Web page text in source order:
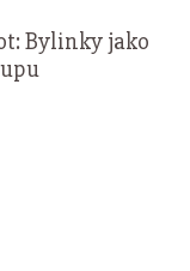
Bylinky jako